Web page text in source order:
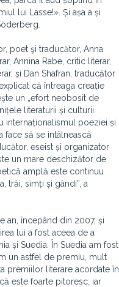
lui Lasse!». Și așa a și
poet şi traducător, Anna
Annina Rabe, critic literar,
şi Dan Shafran, traducător
că întreaga creație
un „efort neobosit de
literaturii și culturii
internaționalismul poeziei și
face să se intâlnească
eseist și organizator
un mare deschizător de
amplă este continuu
trăi, simți și gândi”, a
an, începând din 2007, și
lui a fost aceea de a
și Suedia. În Suedia am fost
un astfel de premiu, mult
premiilor literare acordate în
este foarte pitoresc, iar